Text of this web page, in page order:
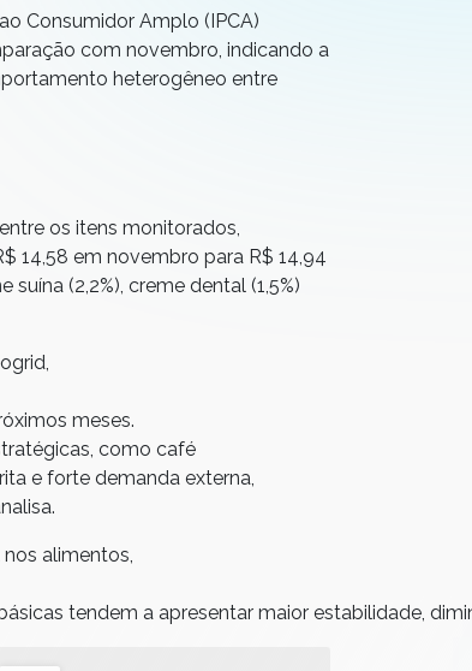
Consumidor Amplo (IPCA)
com novembro, indicando a
heterogêneo entre
os itens monitorados,
14,58 em novembro para R$ 14,94
(2,2%), creme dental (1,5%)
meses.
como café
e forte demanda externa,
alimentos,
tendem a apresentar maior estabilidade,